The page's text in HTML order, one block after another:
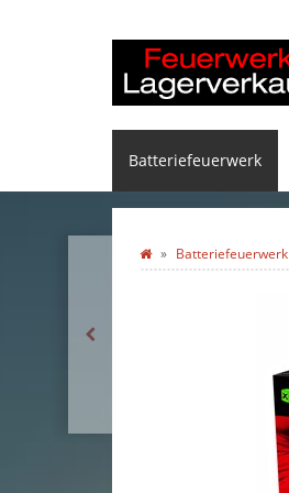
Batteriefeuerwerk
Batteriefeuerwerk